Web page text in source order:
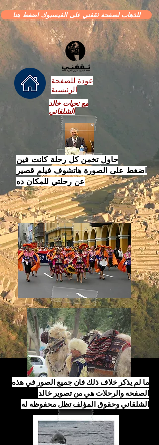
للذهاب لصفحة ثقفني على الفيسبوك اضغط هنا
عودة للصفحة
الرئيسية
مع تحيات خالد
الشلقاني
حاول تخمن كل رحلة كانت فين
اضغط على الصورة هاتشوف فيلم قصير
عن رحلتي للمكان ده
ما لم يذكر خلاف ذلك فان جميع الصور في هذه
الصفحه والرحلات هي من تصوير خالد
الشلقاني وحقوق المؤلف تظل محفوظه له